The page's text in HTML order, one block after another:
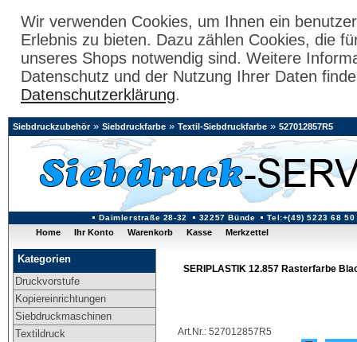
Wir verwenden Cookies, um Ihnen ein
Erlebnis zu bieten. Dazu zählen Cookies, die
unseres Shops notwendig sind. Weitere
Datenschutz und der Nutzung Ihrer Daten
Datenschutzerklärung.
Daimlerstraße 28-32 32257 Bünde Tel:+(49) 5223 68 50
Siebdruckzubehör» Siebdruckfarbe » Textil-Siebdruckfarbe » 527012857R5
Home Ihr Konto Warenkorb Kasse Merkzettel
Kategorien
Druckvorstufe
Kopiereinrichtungen
Siebdruckmaschinen
Textildruck
SERIPLASTIK 12.857 Rasterfarbe
Art.Nr.: 527012857R5